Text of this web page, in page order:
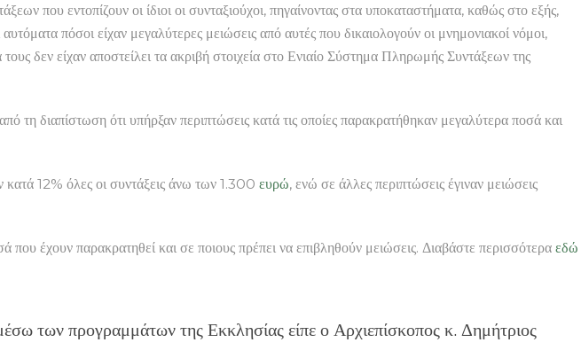
που εντοπίζουν οι ίδιοι οι συνταξιούχοι, πηγαίνοντας στα υποκαταστήματα, καθώς στο εξής,
πόσοι είχαν μεγαλύτερες μειώσεις από αυτές που δικαιολογούν οι μνημονιακοί νόμοι,
δεν είχαν αποστείλει τα ακριβή στοιχεία στο Ενιαίο Σύστημα Πληρωμής Συντάξεων της
διαπίστωση ότι υπήρξαν περιπτώσεις κατά τις οποίες παρακρατήθηκαν μεγαλύτερα ποσά και
12% όλες οι συντάξεις άνω των 1.300 ευρώ, ενώ σε άλλες περιπτώσεις έγιναν μειώσεις
έχουν παρακρατηθεί και σε ποιους πρέπει να επιβληθούν μειώσεις. Διαβάστε περισσότερα εδώ
των προγραμμάτων της Εκκλησίας είπε ο Αρχιεπίσκοπος κ. Δημήτριος